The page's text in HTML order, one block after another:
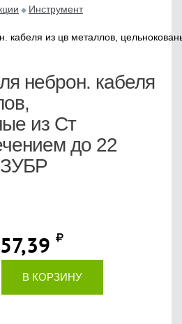
Инструмент
кабеля из цв металлов,
неброн. кабеля
из Ст
до 22
В КОРЗИНУ